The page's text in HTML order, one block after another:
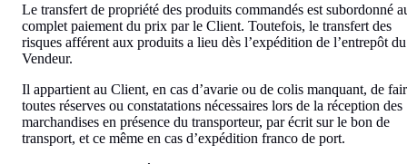
Le transfert de propriété des produits commandés est subordonné
complet paiement du prix par le Client. Toutefois, le transfert des
risques afférent aux produits a lieu dès l’expédition de l’entrepôt du
Vendeur.
Il appartient au Client, en cas d’avarie ou de colis manquant, de
toutes réserves ou constatations nécessaires lors de la réception des
marchandises en présence du transporteur, par écrit sur le bon de
transport, et ce même en cas d’expédition franco de port.